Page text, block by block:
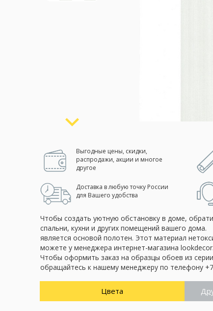
Выгодные цены, скидки,
распродажи, акции и многое
другое
Доставка в любую точку России
для Вашего удобства
Чтобы создать уютную обстановку в доме,
спальни, кухни и других помещений вашего дома.
является основой полотен. Этот материал
можете у менеджера интернет-магазина
Чтобы оформить заказ на образцы обоев из
обращайтесь к нашему менеджеру по телефону
Цвета